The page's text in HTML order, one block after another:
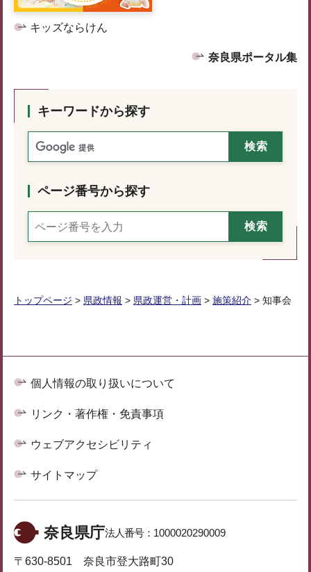
キッズならけん
奈良県ポータル集
キーワードから探す
ページ番号から探す
トップページ > 県政情報 > 県政運営・計画 > 施策紹介 > 知事会
個人情報の取り扱いについて
リンク・著作権・免責事項
ウェブアクセシビリティ
サイトマップ
奈良県庁法人番号： 1000020290009
〒630-8501 奈良市登大路町30